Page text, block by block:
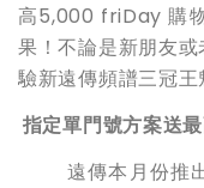
高5,000 friDay 購
果！不論是新朋友
驗新遠傳頻譜三冠王
指定單門號方案送
遠傳本月份推出